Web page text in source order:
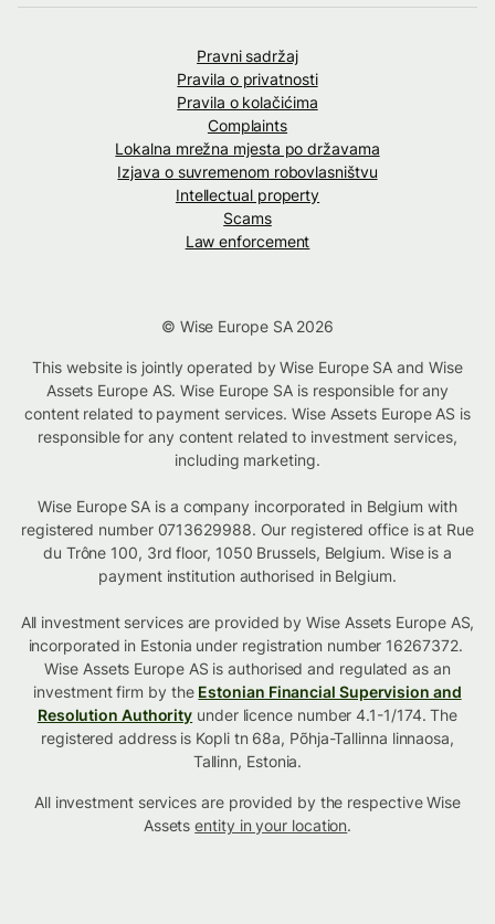
Pravni sadržaj
Pravila o privatnosti
Pravila o kolačićima
Complaints
Lokalna mrežna mjesta po državama
Izjava o suvremenom robovlasništvu
Intellectual property
Scams
Law enforcement
© Wise Europe SA 2026
This website is jointly operated by Wise Europe SA and Wise
Assets Europe AS. Wise Europe SA is responsible for any
content related to payment services. Wise Assets Europe AS is
responsible for any content related to investment services,
including marketing.
Wise Europe SA is a company incorporated in Belgium with
registered number 0713629988. Our registered office is at Rue
du Trône 100, 3rd floor, 1050 Brussels, Belgium. Wise is a
payment institution authorised in Belgium.
All investment services are provided by Wise Assets Europe AS,
incorporated in Estonia under registration number 16267372.
Wise Assets Europe AS is authorised and regulated as an
investment firm by the Estonian Financial Supervision and
Resolution Authority under licence number 4.1-1/174. The
registered address is Kopli tn 68a, Põhja-Tallinna linnaosa,
Tallinn, Estonia.
All investment services are provided by the respective Wise
Assetsentity in your location.